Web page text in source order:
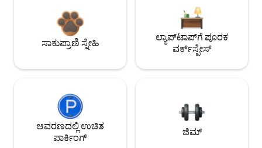
ಸಾಕುಪ್ರಾಣಿ ಸ್ನೇಹಿ
ಲ್ಯಾಪ್‌ಟಾಪ್‌ಗೆ ಪೂರಕ
ವರ್ಕ್‌ಸ್ಪೇಸ್
ಆವರಣದಲ್ಲಿ ಉಚಿತ
ಪಾರ್ಕಿಂಗ್
ಜಿಮ್